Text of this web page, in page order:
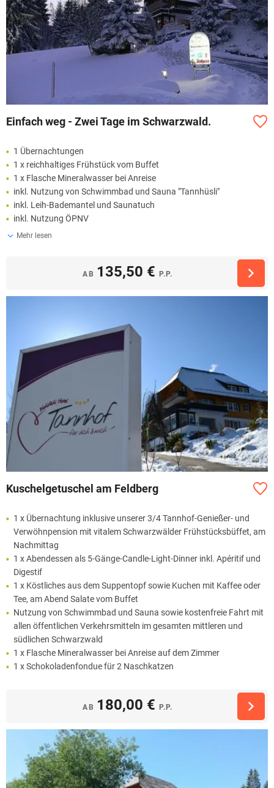
Einfach weg - Zwei Tage im Schwarzwald.
1 Übernachtungen
1 x reichhaltiges Frühstück vom Buffet
1 x Flasche Mineralwasser bei Anreise
inkl. Nutzung von Schwimmbad und Sauna "Tannhüsli"
inkl. Leih-Bademantel und Saunatuch
inkl. Nutzung ÖPNV
Mehr lesen
AB 135,50 € P.P.
Kuschelgetuschel am Feldberg
1 x Übernachtung inklusive unserer 3/4 Tannhof-Genießer- und
Verwöhnpension mit vitalem Schwarzwälder Frühstücksbüffet, am
Nachmittag
1 x Abendessen als 5-Gänge-Candle-Light-Dinner inkl. Apéritif und
Digestif
1 x Köstliches aus dem Suppentopf sowie Kuchen mit Kaffee oder
Tee, am Abend Salate vom Buffet
Nutzung von Schwimmbad und Sauna sowie kostenfreie Fahrt mit
allen öffentlichen Verkehrsmitteln im gesamten mittleren und
südlichen Schwarzwald
1 x Flasche Mineralwasser bei Anreise auf dem Zimmer
1 x Schokoladenfondue für 2 Naschkatzen
AB 180,00 € P.P.